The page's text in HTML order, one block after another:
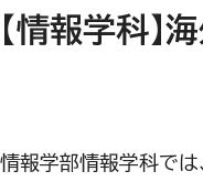
【情報学科
情報学部情報学科では